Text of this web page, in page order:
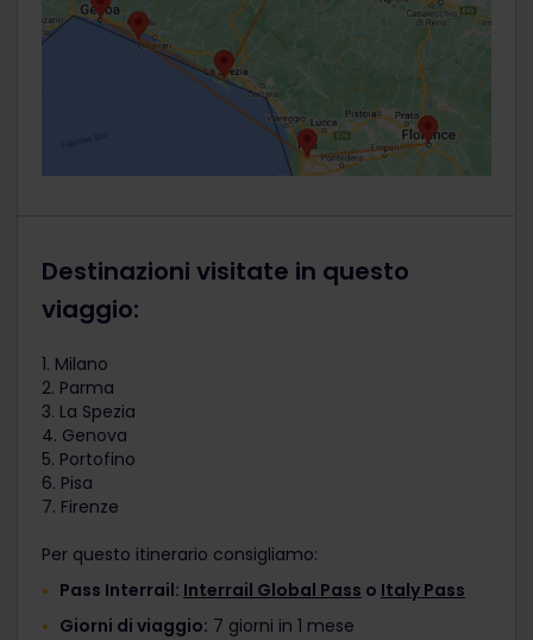
Destinazioni visitate in questo
viaggio:
1. Milano
2. Parma
3. La Spezia
4. Genova
5. Portofino
6. Pisa
7. Firenze
Per questo itinerario consigliamo:
Pass Interrail: Interrail Global Pass o Italy Pass
Giorni di viaggio: 7 giorni in 1 mese